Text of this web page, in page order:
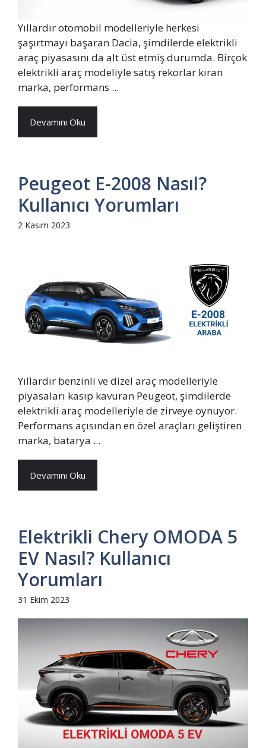
Yıllardır otomobil modelleriyle herkesi
şaşırtmayı başaran Dacia, şimdilerde elektrikli
araç piyasasını da alt üst etmiş durumda. Birçok
elektrikli araç modeliyle satış rekorlar kıran
marka, performans ...
Devamını Oku
Peugeot E-2008 Nasıl?
Kullanıcı Yorumları
2 Kasım 2023
Yıllardır benzinli ve dizel araç modelleriyle
piyasaları kasıp kavuran Peugeot, şimdilerde
elektrikli araç modelleriyle de zirveye oynuyor.
Performans açısından en özel araçları geliştiren
marka, batarya ...
Devamını Oku
Elektrikli Chery OMODA 5
EV Nasıl? Kullanıcı
Yorumları
31 Ekim 2023